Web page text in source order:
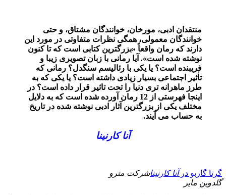
منتقدان ادبی، مورخان، خوانندگان مشتاق، و حتی
خوانندگان معمولی، همگی نظرات متفاوتی در مورد این
دارند که رمان واقعاً «بزرگترین کتابی است که تا کنون
نوشته شده است». آیا رمانی با زبان تصویری زیبا و
فریبنده است؟ یا یکی با رئالیسم سنگدل؟ رمانی که
تأثیر اجتماعی بسیار زیادی داشته است؟ یا یکی که به
طرز ماهرانه تری دنیا را تحت تاثیر قرار داده است؟ در
اینجا فهرستی از 12 رمان آورده شده است که به دلایل
مختلف یکی از بزرگترین آثار ادبی نوشته شده در تاریخ
به حساب می آیند.
آنا کارنینا
گرتا گاربو درآنا کارنیناشرکت مترو
گلدوین مایر